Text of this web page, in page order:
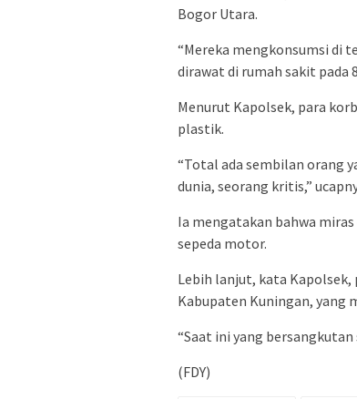
Bogor Utara.
“Mereka mengkonsumsi di
dirawat di rumah sakit pada
Menurut Kapolsek, para
plastik.
“Total ada sembilan orang
dunia, seorang kritis,”
Ia mengatakan bahwa
sepeda motor.
Lebih lanjut, kata
Kabupaten Kuningan, yang
“Saat ini yang
(FDY)